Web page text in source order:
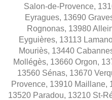
Salon-de-Provence,
Eyragues, 13690
Rognonas, 13980
Eyguières, 13113
Mouriès, 13440
Mollégès, 13660 Orgon,
13560 Sénas, 13670
Provence, 13910 Maillane,
13520 Paradou, 13210 St-